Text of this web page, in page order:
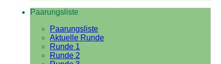
Paarungsliste
Paarungsliste
Aktuelle Runde
Runde 1
Runde 2